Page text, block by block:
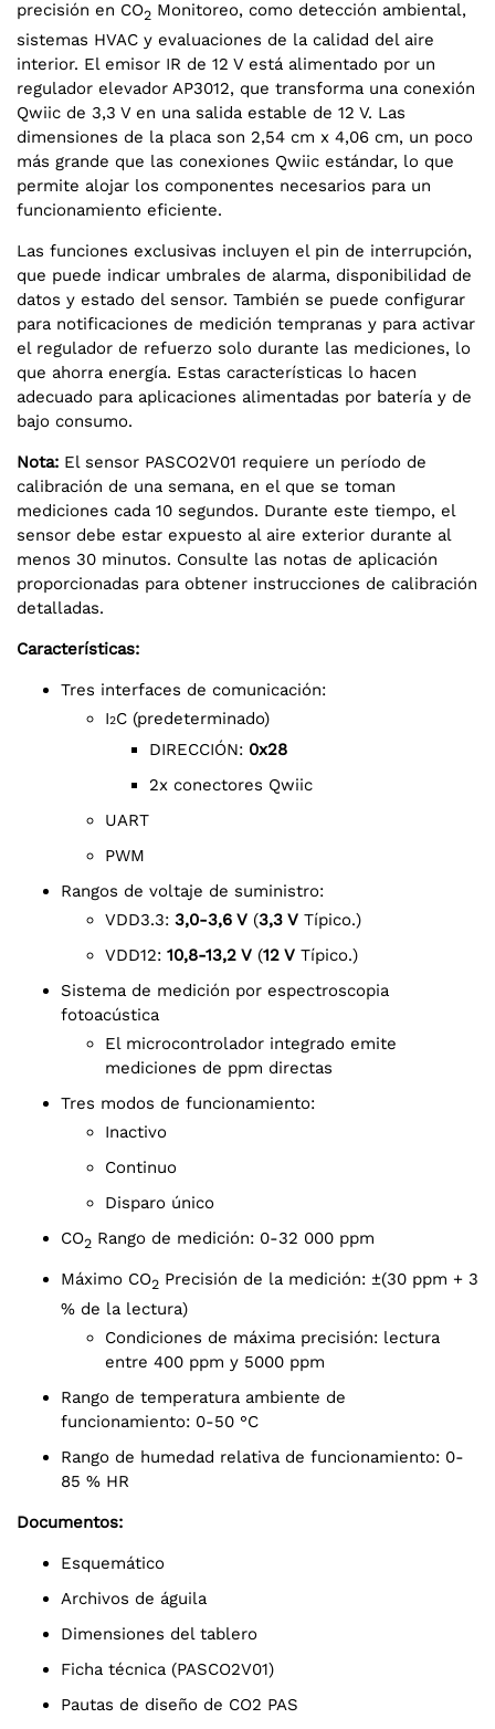
precisión en CO2 Monitoreo, como detección ambiental,
sistemas HVAC y evaluaciones de la calidad del aire
interior. El emisor IR de 12 V está alimentado por un
regulador elevador AP3012, que transforma una conexión
Qwiic de 3,3 V en una salida estable de 12 V. Las
dimensiones de la placa son 2,54 cm x 4,06 cm, un poco
más grande que las conexiones Qwiic estándar, lo que
permite alojar los componentes necesarios para un
funcionamiento eficiente.
Las funciones exclusivas incluyen el pin de interrupción,
que puede indicar umbrales de alarma, disponibilidad de
datos y estado del sensor. También se puede configurar
para notificaciones de medición tempranas y para activar
el regulador de refuerzo solo durante las mediciones, lo
que ahorra energía. Estas características lo hacen
adecuado para aplicaciones alimentadas por batería y de
bajo consumo.
Nota: El sensor PASCO2V01 requiere un período de
calibración de una semana, en el que se toman
mediciones cada 10 segundos. Durante este tiempo, el
sensor debe estar expuesto al aire exterior durante al
menos 30 minutos. Consulte las notas de aplicación
proporcionadas para obtener instrucciones de calibración
detalladas.
Características:
Tres interfaces de comunicación:
I2C (predeterminado)
DIRECCIÓN: 0x28
2x conectores Qwiic
UART
PWM
Rangos de voltaje de suministro:
VDD3.3: 3,0-3,6 V (3,3 V Típico.)
VDD12: 10,8-13,2 V (12 V Típico.)
Sistema de medición por espectroscopia
fotoacústica
El microcontrolador integrado emite
mediciones de ppm directas
Tres modos de funcionamiento:
Inactivo
Continuo
Disparo único
CO2 Rango de medición: 0-32 000 ppm
Máximo CO2 Precisión de la medición: ±(30 ppm + 3
% de la lectura)
Condiciones de máxima precisión: lectura
entre 400 ppm y 5000 ppm
Rango de temperatura ambiente de
funcionamiento: 0-50 °C
Rango de humedad relativa de funcionamiento: 0-
85 % HR
Documentos:
Esquemático
Archivos de águila
Dimensiones del tablero
Ficha técnica (PASCO2V01)
Pautas de diseño de CO2 PAS